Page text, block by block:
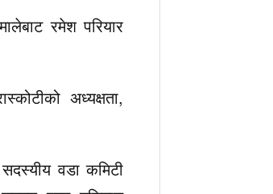
रमेश परियार
अध्यक्षता,
वडा कमिटी